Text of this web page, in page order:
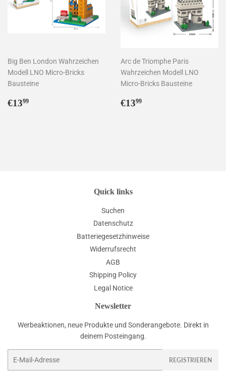
Big Ben London Wahrzeichen
Modell LNO Micro-Bricks
Bausteine
Normaler
€1399
Arc de Triomphe Paris
Wahrzeichen Modell LNO
Micro-Bricks Bausteine
Normaler
€1399
Quick links
Suchen
Datenschutz
Batteriegesetzhinweise
Widerrufsrecht
AGB
Shipping Policy
Legal Notice
Newsletter
Werbeaktionen, neue Produkte und Sonderangebote. Direkt in
deinem Posteingang.
REGISTRIEREN